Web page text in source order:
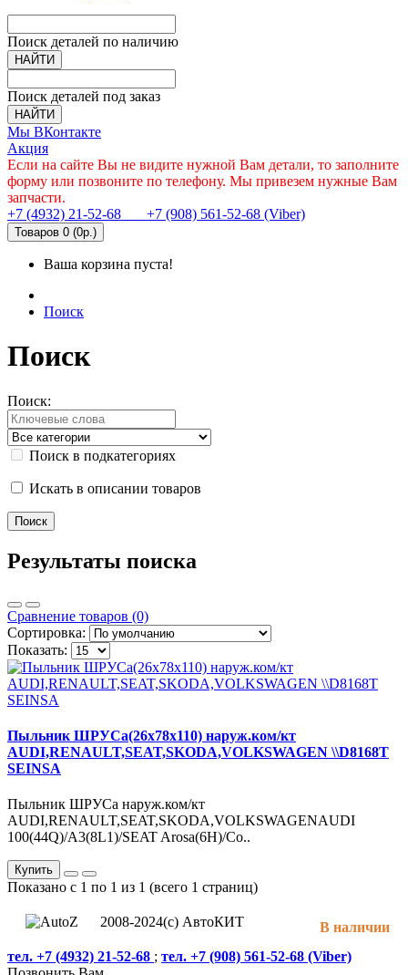
Поиск деталей по наличию
НАЙТИ
Поиск деталей под заказ
НАЙТИ
Мы ВКонтакте
Акция
Если на сайте Вы не видите нужной Вам детали, то заполните
форму или позвоните по телефону. Мы привезем нужные Вам
запчасти.
+7 (4932) 21-52-68
+7 (908) 561-52-68 (Viber)
Товаров 0 (0р.)
Ваша корзина пуста!
Поиск
Поиск
Поиск:
Поиск в подкатегориях
Искать в описании товаров
Результаты поиска
Сравнение товаров (0)
Сортировка:
Показать:
Пыльник ШРУСа(26x78x110) наруж.ком/кт
AUDI,RENAULT,SEAT,SKODA,VOLKSWAGEN \\D8168T
SEINSA
Пыльник ШРУСа наруж.ком/кт
AUDI,RENAULT,SEAT,SKODA,VOLKSWAGENAUDI
100(44Q)/A3(8L1)/SEAT Arosa(6H)/Co..
В наличии
Купить
Показано с 1 по 1 из 1 (всего 1 страниц)
2008-2024(c) АвтоКИТ
тел. +7 (4932) 21-52-68 ; тел. +7 (908) 561-52-68 (Viber)